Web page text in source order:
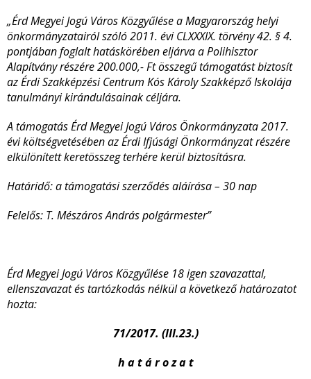
„Érd Megyei Jogú Város Közgyűlése a Magyarország helyi
önkormányzatairól szóló 2011. évi CLXXXIX. törvény 42. § 4.
pontjában foglalt hatáskörében eljárvaa Polihisztor
Alapítvány részére 200.000,- Ft összegű támogatást biztosít
az Érdi Szakképzési Centrum Kós Károly Szakképző Iskolája
tanulmányi kirándulásainak céljára.
A támogatás Érd Megyei Jogú Város Önkormányzata 2017.
évi költségvetésében az Érdi Ifjúsági Önkormányzat részére
elkülönített keretösszeg terhére kerül biztosításra.
Határidő: a támogatási szerződés aláírása – 30 nap
Felelős: T. Mészáros András polgármester”
Érd Megyei Jogú Város Közgyűlése 18 igen szavazattal,
ellenszavazat és tartózkodás nélkül a következő határozatot
hozta:
71/2017. (III.23.)
h a t á r o z a t